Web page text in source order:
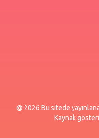
@ 2026 Bu sitede
Kaynak